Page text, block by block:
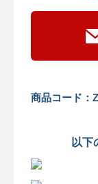
商品コード：
以下